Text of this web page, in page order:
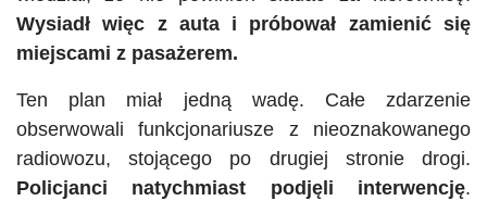
Wysiadł więc z auta i próbował zamienić się
miejscami z pasażerem.
Ten plan miał jedną wadę. Całe zdarzenie
obserwowali funkcjonariusze z nieoznakowanego
radiowozu, stojącego po drugiej stronie drogi.
Policjanci natychmiast podjęli interwencję.